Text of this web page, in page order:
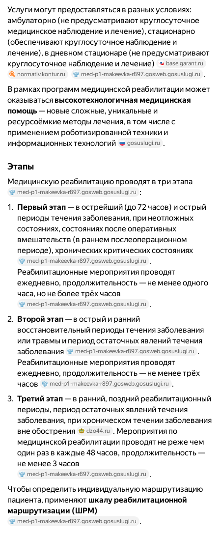
Услуги могут предоставляться в разных условиях:
амбулаторно (не предусматривают круглосуточное
медицинское наблюдение и лечение), стационарно
(обеспечивают круглосуточное наблюдение и
лечение), в дневном стационаре (не предусматривают
круглосуточное наблюдение и лечение)
base.garant.ru
normativ.kontur.ru
med-p1-makeevka-r897.gosweb.gosuslugi.ru .
В рамках программ медицинской реабилитации может
оказываться высокотехнологичная медицинская
помощь — новые сложные, уникальные и
ресурсоёмкие методы лечения, в том числе с
применением роботизированной техники и
информационных технологий
gosuslugi.ru .
Этапы
Медицинскую реабилитацию проводят в три этапа
med-p1-makeevka-r897.gosweb.gosuslugi.ru :
Первый этап — в острейший (до 72 часов) и острый
периоды течения заболевания, при неотложных
состояниях, состояниях после оперативных
вмешательств (в раннем послеоперационном
периоде), хронических критических состояниях
med-p1-makeevka-r897.gosweb.gosuslugi.ru .
Реабилитационные мероприятия проводят
ежедневно, продолжительность — не менее одного
часа, но не более трёх часов
med-p1-makeevka-r897.gosweb.gosuslugi.ru .
Второй этап — в острый и ранний
восстановительный периоды течения заболевания
или травмы и период остаточных явлений течения
заболевания
med-p1-makeevka-r897.gosweb.gosuslugi.ru .
Реабилитационные мероприятия проводят
ежедневно, продолжительность — не менее трёх
часов
med-p1-makeevka-r897.gosweb.gosuslugi.ru .
Третий этап — в ранний, поздний реабилитационный
периоды, период остаточных явлений течения
заболевания, при хроническом течении заболевания
вне обострения
dzo44.ru . Мероприятия по
медицинской реабилитации проводят не реже чем
один раз в каждые 48 часов, продолжительность —
не менее 3 часов
med-p1-makeevka-r897.gosweb.gosuslugi.ru .
Чтобы определить индивидуальную маршрутизацию
пациента, применяют шкалу реабилитационной
маршрутизации (ШРМ)
med-p1-makeevka-r897.gosweb.gosuslugi.ru .